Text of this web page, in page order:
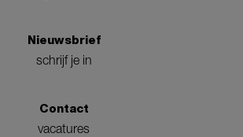
Nieuwsbrief
schrijf je in
Contact
vacatures